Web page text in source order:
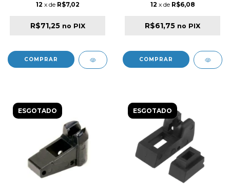
12 x de R$7,02
R$71,25 no PIX
12 x de R$6,08
R$61,75 no PIX
ESGOTADO ESGOTADO